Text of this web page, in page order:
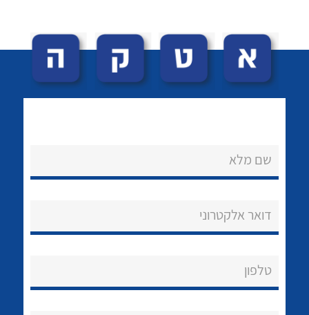
נקודות מכירה
לכל מוצרי היצרן
שם מלא
דואר אלקטרוני
טלפון